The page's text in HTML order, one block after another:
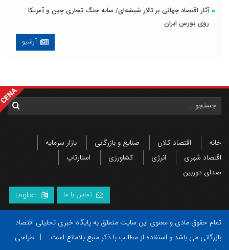
آثار اقتصاد جهانی بر تالار شیشه‌ای/ سایه جنگ تجاری چین و آمریکا
روی بورس ایران
آرشیو
خانه اقتصاد کلان صنایع و بازرگانی
بازار سرمایه
اقتصاد شهری
انرژی کشاورزی
استارتاپ
صدای دوربین
تماس با ما English
تمام حقوق مادی و معنوی این سایت متعلق به پایگاه خبری تحلیلی اقتصاد
بازرگانی می باشد و استفاده از مطالب با ذکر منبع بلامانع است.
| طراحی